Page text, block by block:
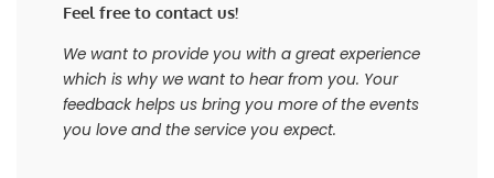
Feel free to contact us!
We want to provide you with a great experience
which is why we want to hear from you. Your
feedback helps us bring you more of the events
you love and the service you expect.